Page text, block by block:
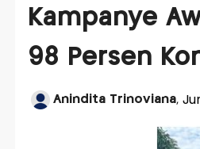
Kampanye
98 Persen
Anindita Trinoviana,